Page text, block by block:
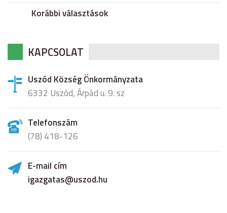
Korábbi választások
KAPCSOLAT
Uszód Község Önkormányzata
6332 Uszód, Árpád u. 9. sz
Telefonszám
(78) 418-126
E-mail cím
igazgatas@uszod.hu